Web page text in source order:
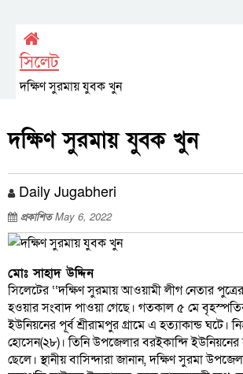
সিলেট
দক্ষিণ সুরমায় যুবক খুন
দক্ষিণ সুরমায় যুবক খুন
Daily Jugabheri
প্রকাশিতMay 6, 2022
মোঃ সাহাদ উদ্দিন
সিলেটের ‘‘দক্ষিণ সুরমায় আওয়ামী লীগ নেতার
হওয়ার সংবাদ পাওয়া গেছে। গতকাল ৫ মে
ইউনিয়নের পূর্ব শ্রীরামপুর গ্রামে এ হত্যাকান্ড ঘটে।
হোসেন(২৮)। তিনি উপজেলার বরইকান্দি ইউনিয়নের
ছেলে। স্থানীয় বাসিন্দারা জানান, দক্ষিণ সুরমা